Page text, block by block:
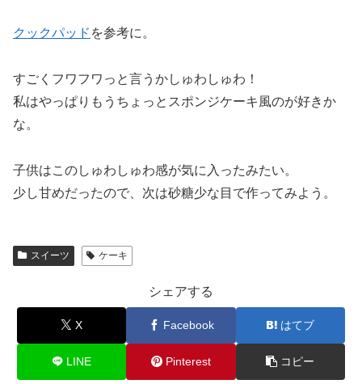
クックパッド を参考に。
すごくフワフワっと言うかしゅわしゅわ！
私はやっぱりもうちょっとスポンジケーキ風のが好きか
な。
子供はこのしゅわしゅわ感が気に入ったみたい。
少し甘めだったので、次は砂糖少な目で作ってみよう。
スイーツ ケーキ
シェアする
X Facebook はてブ
LINE Pinterest コピー